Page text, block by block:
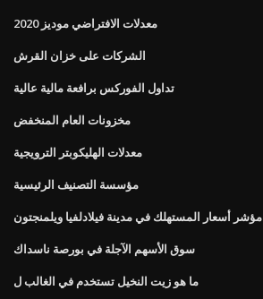
معدلات الافتراضي موديز 2020
الشركات على خزان القرش
تداول الفوركس برافعة مالية عالية
مخزونات العام المنخفض
معدلات الهليكوبتر الترويجية
مؤسسة التصنيف الرئيسية
مؤشر أسعار المستهلك في مدينة فيلادلفيا ويلمنجتون
سوق الأسهم الآجلة في بورصة ناسداك
ما هو زيت النخيل تستخدم في الغالب ل